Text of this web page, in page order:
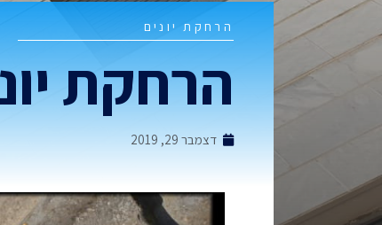
הרחקת יונים
הרחקת
דצמבר 29, 2019